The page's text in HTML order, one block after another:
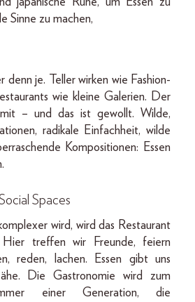
Sinne zu machen,
denn je. Teller wirken wie Fashion-
wie kleine Galerien. Der
– und das ist gewollt. Wilde,
radikale Einfachheit, wilde
Kompositionen: Essen
Spaces
wird, wird das Restaurant
treffen wir Freunde, feiern
reden, lachen. Essen gibt uns
Die Gastronomie wird zum
einer Generation, die